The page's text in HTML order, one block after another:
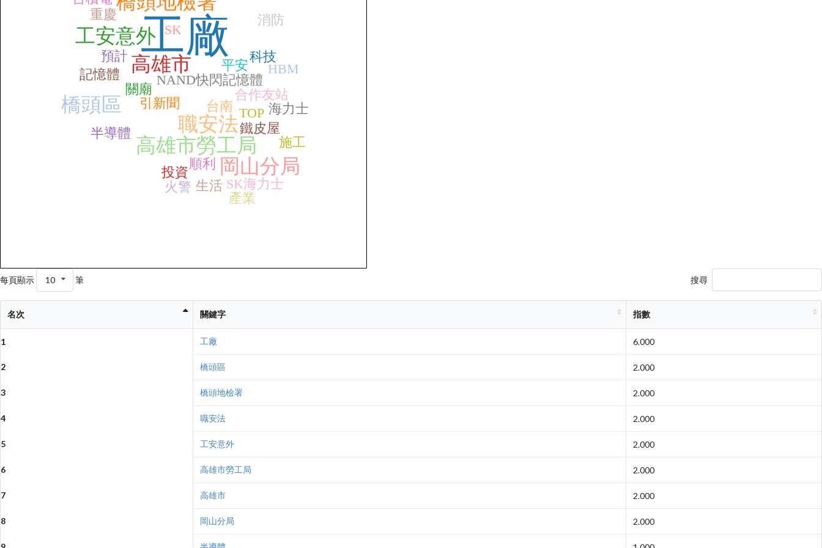
工廠
橋頭區
職安法
工安意外
高雄市勞工局
高雄市
岡山分局
半導體
記憶體
重慶
順利
SK海力士
NAND快閃記憶體
TOP
產業
平安
科技
HBM
引新聞 台南
關廟
投資
SK
預計
火警
鐵皮屋
生活
合作友站
海力士
消防
施工
每頁顯示 10 筆 搜尋
名次 關鍵字 指數
1 工廠 6.000
2 橋頭區 2.000
3 橋頭地檢署 2.000
4 職安法 2.000
5 工安意外 2.000
6 高雄市勞工局 2.000
7 高雄市 2.000
8 岡山分局 2.000